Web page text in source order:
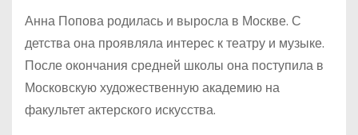
Анна Попова родилась и выросла в Москве. С
детства она проявляла интерес к театру и музыке.
После окончания средней школы она поступила в
Московскую художественную академию на
факультет актерского искусства.